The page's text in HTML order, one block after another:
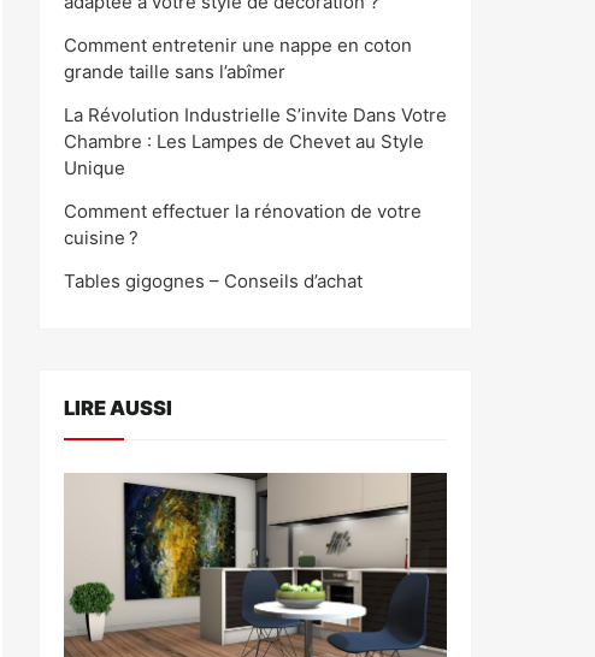
Comment entretenir une nappe en coton
grande taille sans l’abîmer
La Révolution Industrielle S’invite Dans Votre
Chambre : Les Lampes de Chevet au Style
Unique
Comment effectuer la rénovation de votre
cuisine ?
Tables gigognes – Conseils d’achat
LIRE AUSSI